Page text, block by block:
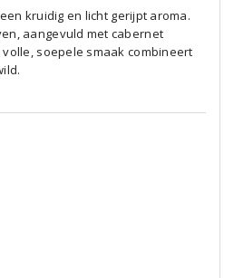
kruidig en licht gerijpt aroma.
aangevuld met cabernet
soepele smaak combineert